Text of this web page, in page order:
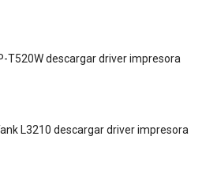
T520W descargar driver impresora
L3210 descargar driver impresora